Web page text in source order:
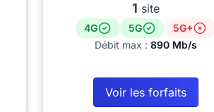
1 site
4G 5G
5G+
Débit max : 890 Mb/s
Voir les forfaits